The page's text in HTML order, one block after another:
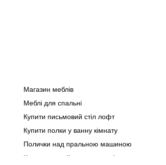
Магазин меблів
Меблі для спальні
Купити письмовий стіл лофт
Купити полки у ванну кімнату
Полички над пральною машиною
Купити чорний комод в києві